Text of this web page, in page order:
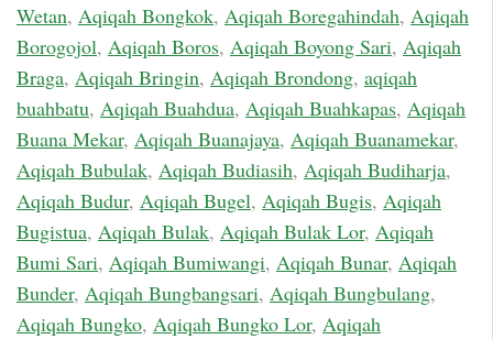
Wetan, Aqiqah Bongkok, Aqiqah Boregahindah, Aqiqah
Borogojol, Aqiqah Boros, Aqiqah Boyong Sari, Aqiqah
Braga, Aqiqah Bringin, Aqiqah Brondong, aqiqah
buahbatu, Aqiqah Buahdua, Aqiqah Buahkapas, Aqiqah
Buana Mekar, Aqiqah Buanajaya, Aqiqah Buanamekar,
Aqiqah Bubulak, Aqiqah Budiasih, Aqiqah Budiharja,
Aqiqah Budur, Aqiqah Bugel, Aqiqah Bugis, Aqiqah
Bugistua, Aqiqah Bulak, Aqiqah Bulak Lor, Aqiqah
Bumi Sari, Aqiqah Bumiwangi, Aqiqah Bunar, Aqiqah
Bunder, Aqiqah Bungbangsari, Aqiqah Bungbulang,
Aqiqah Bungko, Aqiqah Bungko Lor, Aqiqah